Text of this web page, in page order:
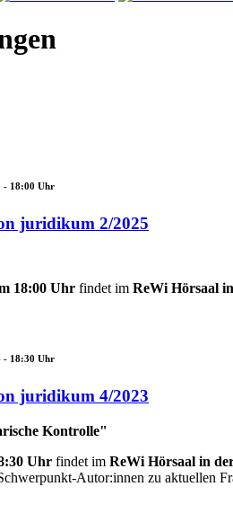
- 18:00 Uhr
juridikum 2/2025
18:00 Uhr findet im ReWi Hörsaal
- 18:30 Uhr
juridikum 4/2023
Kontrolle"
Uhr findet im ReWi Hörsaal in
Autor:innen zu aktuellen